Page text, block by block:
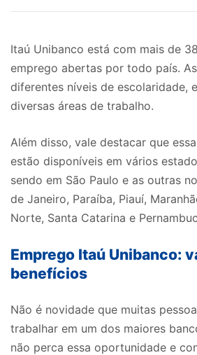
Itaú Unibanco está com mais de
emprego abertas por todo país.
diferentes níveis de escolaridade,
diversas áreas de trabalho.
Além disso, vale destacar que
estão disponíveis em vários
sendo em São Paulo e as outras
de Janeiro, Paraíba, Piauí,
Norte, Santa Catarina e
Emprego Itaú Unibanco:
benefícios
Não é novidade que muitas
trabalhar em um dos maiores
não perca essa oportunidade e